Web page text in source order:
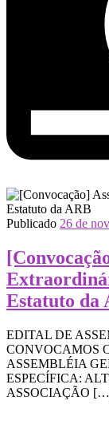
Publicado 26 de
Estatuto da
EDITAL DE
CONVOCAMOS
ASSEMBLÉIA
ESPECÍFICA:
ASSOCIAÇÃO